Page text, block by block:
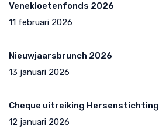
Venekloetenfonds 2026
11 februari 2026
Nieuwjaarsbrunch 2026
13 januari 2026
Cheque uitreiking Hersenstichting
12 januari 2026